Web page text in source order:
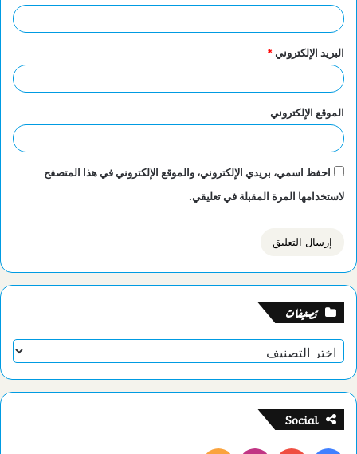
البريد الإلكتروني*
الموقع الإلكتروني
احفظ اسمي، بريدي الإلكتروني، والموقع الإلكتروني في هذا المتصفح
لاستخدامها المرة المقبلة في تعليقي.
تصنيفات
تصنيفات
Social